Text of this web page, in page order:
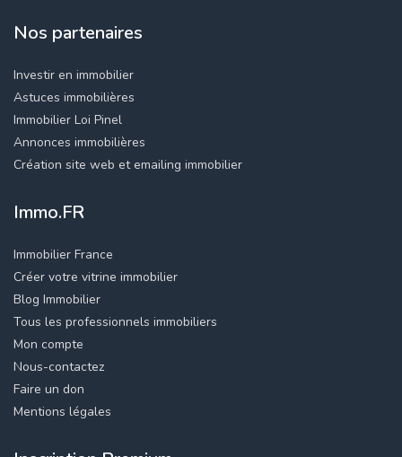
Nos partenaires
Investir en immobilier
Astuces immobilières
Immobilier Loi Pinel
Annonces immobilières
Création site web et emailing immobilier
Immo.FR
Immobilier France
Créer votre vitrine immobilier
Blog Immobilier
Tous les professionnels immobiliers
Mon compte
Nous-contactez
Faire un don
Mentions légales